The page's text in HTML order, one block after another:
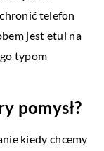
telefon
jest etui na
typom
pomysł?
kiedy chcemy